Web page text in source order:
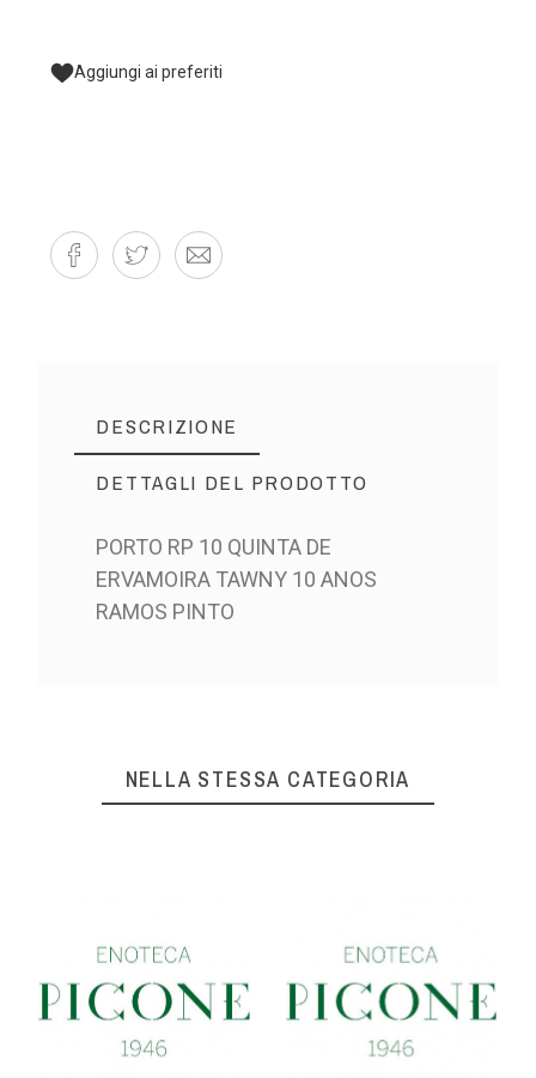
Aggiungi ai preferiti
DESCRIZIONE
DETTAGLI DEL PRODOTTO
PORTO RP 10 QUINTA DE
ERVAMOIRA TAWNY 10 ANOS
RAMOS PINTO
NELLA STESSA CATEGORIA